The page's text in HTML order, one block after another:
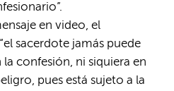
en video, el
sacerdote jamás puede
confesión, ni siquiera en
pues está sujeto a la